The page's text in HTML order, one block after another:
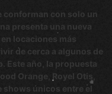
conforman con solo un
presenta una nueva
locaciones más
de cerca a algunos de
Este año, la propuesta
Orange, Royel Otis,
shows únicos entre el